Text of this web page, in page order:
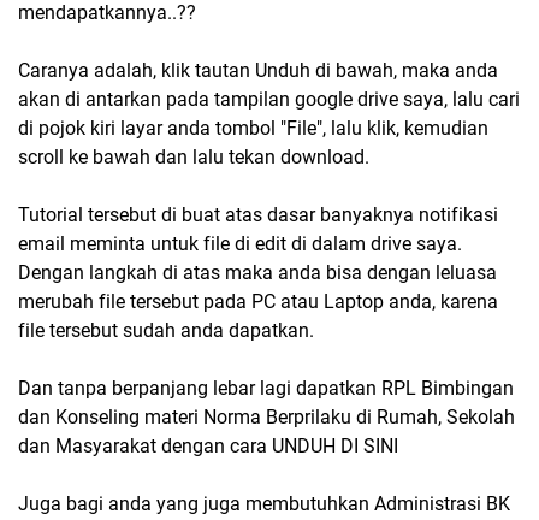
mendapatkannya..??
Caranya adalah, klik tautan Unduh di bawah, maka anda
akan di antarkan pada tampilan google drive saya, lalu cari
di pojok kiri layar anda tombol "File", lalu klik, kemudian
scroll ke bawah dan lalu tekan download.
Tutorial tersebut di buat atas dasar banyaknya notifikasi
email meminta untuk file di edit di dalam drive saya.
Dengan langkah di atas maka anda bisa dengan leluasa
merubah file tersebut pada PC atau Laptop anda, karena
file tersebut sudah anda dapatkan.
Dan tanpa berpanjang lebar lagi dapatkan RPL Bimbingan
dan Konseling materi Norma Berprilaku di Rumah, Sekolah
dan Masyarakat dengan cara UNDUH DI SINI
Juga bagi anda yang juga membutuhkan Administrasi BK